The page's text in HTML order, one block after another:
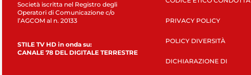
Società iscritta nel Registro degli
Operatori di Comunicazione c/o
l’AGCOM al n. 20133
STILE TV HD in onda su:
CANALE 78 DEL DIGITALE TERRESTRE
PRIVACY POLICY
POLICY DIVERSITÀ
DICHIARAZIONE DI